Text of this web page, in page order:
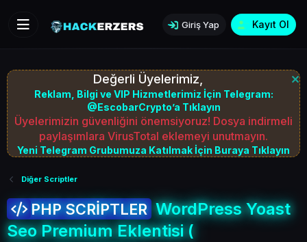
Giriş Yap Kayıt Ol
Değerli Üyelerimiz,
Reklam, Bilgi ve VIP Hizmetlerimiz İçin Telegram:
@EscobarCrypto’a Tıklayın
Üyelerimizin güvenliğini önemsiyoruz! Dosya indirmeli
paylaşımlara VirusTotal eklemeyi unutmayın.
Yeni Telegram Grubumuza Katılmak İçin Buraya Tıklayın
Diğer Scriptler
PHP SCRİPTLER WordPress Yoast
Seo Premium Eklentisi (